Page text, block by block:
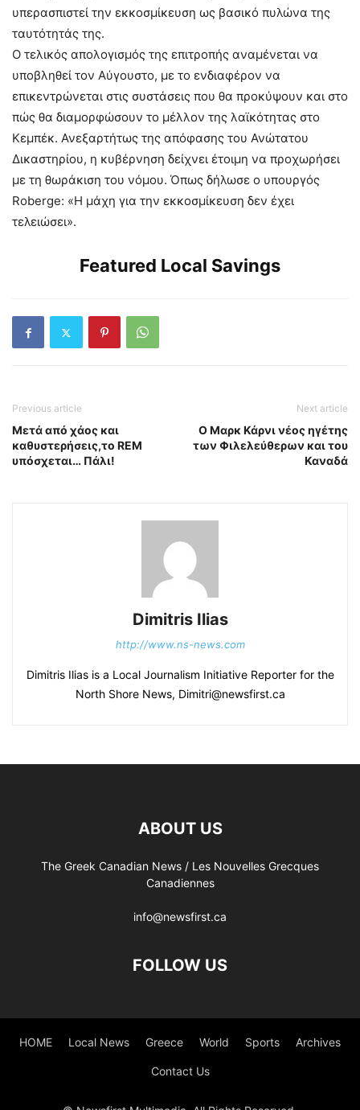
υπερασπιστεί την εκκοσμίκευση ως βασικό πυλώνα της
ταυτότητάς της.
Ο τελικός απολογισμός της επιτροπής αναμένεται να
υποβληθεί τον Αύγουστο, με το ενδιαφέρον να
επικεντρώνεται στις συστάσεις που θα προκύψουν και στο
πώς θα διαμορφώσουν το μέλλον της λαϊκότητας στο
Κεμπέκ. Ανεξαρτήτως της απόφασης του Ανώτατου
Δικαστηρίου, η κυβέρνηση δείχνει έτοιμη να προχωρήσει
με τη θωράκιση του νόμου. Όπως δήλωσε ο υπουργός
Roberge: «Η μάχη για την εκκοσμίκευση δεν έχει
τελειώσει».
Featured Local Savings
Previous article
Μετά από χάος και
καθυστερήσεις,το REM
υπόσχεται… Πάλι!
Next article
Ο Μαρκ Κάρνι νέος ηγέτης
των Φιλελεύθερων και του
Καναδά
Dimitris Ilias
http://www.ns-news.com
Dimitris Ilias is a Local Journalism Initiative Reporter for the
North Shore News, Dimitri@newsfirst.ca
ABOUT US
The Greek Canadian News / Les Nouvelles Grecques
Canadiennes
info@newsfirst.ca
FOLLOW US
HOME Local News Greece World Sports Archives
Contact Us